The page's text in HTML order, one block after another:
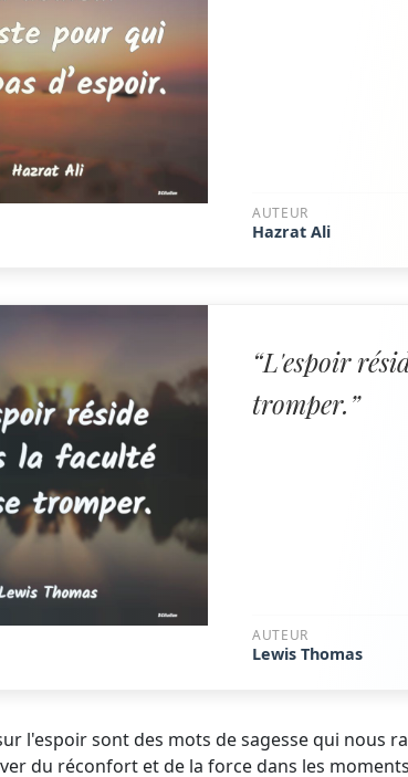
AUTEUR
Hazrat Ali
“L'espoir
tromper.”
AUTEUR
Lewis Thomas
l'espoir sont des mots de sagesse qui nous
du réconfort et de la force dans les